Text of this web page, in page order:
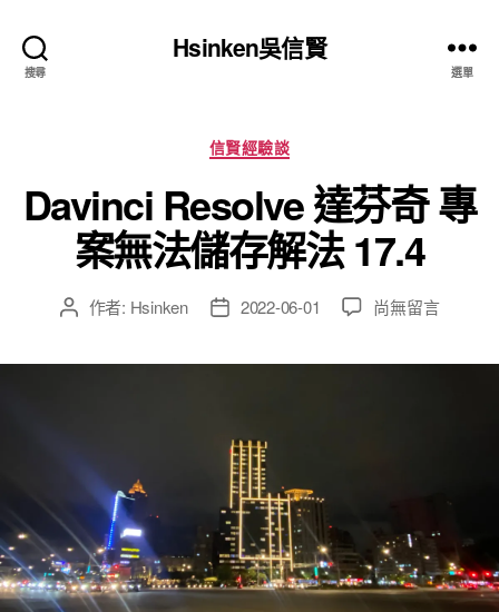
搜尋
Hsinken吳信賢
選單
分
類
信賢經驗談
Davinci Resolve 達芬奇 專
案無法儲存解法 17.4
文 作者: Hsinken
文 2022-06-01
在
儲
存
解
尚無留言